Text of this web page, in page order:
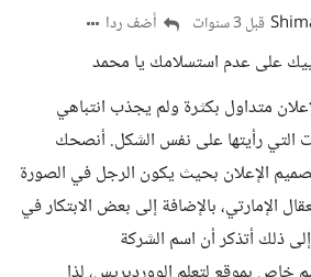
قبل 3 سنوات أضف ردا
على عدم استسلامك يا محمد
متداول بكثرة ولم يجذب انتباهي
التي رأيتها على نفس الشكل. أنصحك
الإعلان بحيث يكون الرجل في الصورة
الإمارتي، بالإضافة إلى بعض الابتكار في
ذلك أتذكر أن اسم الشركة